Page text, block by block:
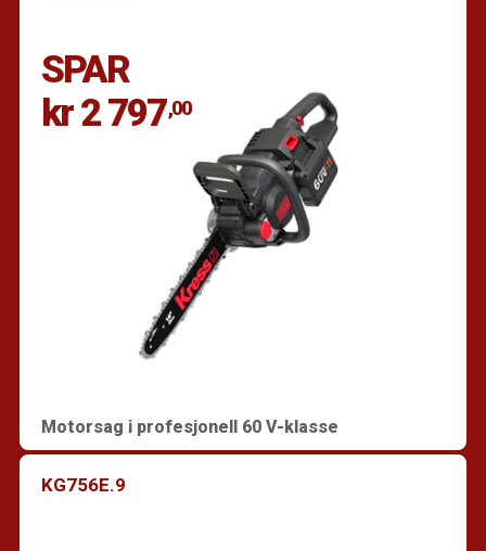
SPAR
kr 2 797,00
Motorsag i profesjonell 60 V-klasse
KG756E.9